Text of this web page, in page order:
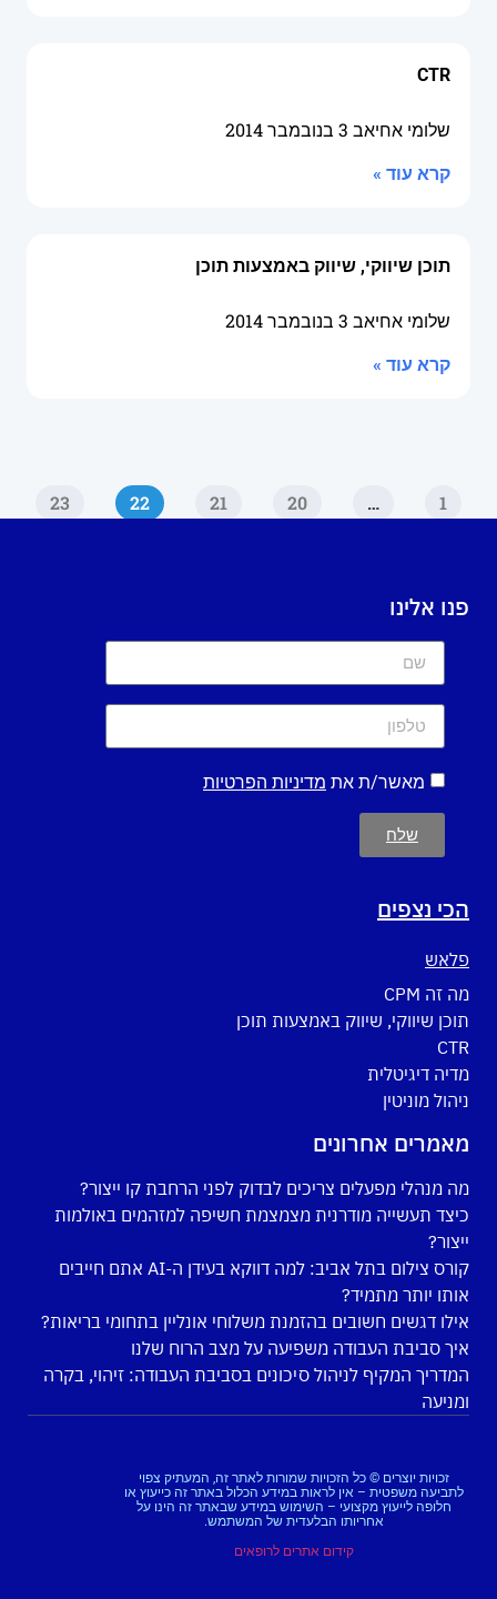
CTR
שלומי אחיאב 3 בנובמבר 2014
קרא עוד »
תוכן שיווקי, שיווק באמצעות תוכן
שלומי אחיאב 3 בנובמבר 2014
קרא עוד »
1
…
20
21
22
23
פנו אלינו
מאשר/ת את מדיניות הפרטיות
שלח
הכי נצפים
פלאש
מה זה CPM
תוכן שיווקי, שיווק באמצעות תוכן
CTR
מדיה דיגיטלית
ניהול מוניטין
מאמרים אחרונים
מה מנהלי מפעלים צריכים לבדוק לפני הרחבת קו ייצור?
כיצד תעשייה מודרנית מצמצמת חשיפה למזהמים באולמות
ייצור?
קורס צילום בתל אביב: למה דווקא בעידן ה-AI אתם חייבים
אותו יותר מתמיד?
אילו דגשים חשובים בהזמנת משלוחי אונליין בתחומי בריאות?
איך סביבת העבודה משפיעה על מצב הרוח שלנו
המדריך המקיף לניהול סיכונים בסביבת העבודה: זיהוי, בקרה
ומניעה
זכויות יוצרים © כל הזכויות שמורות לאתר זה, המעתיק צפוי
לתביעה משפטית – אין לראות במידע הכלול באתר זה כייעוץ או
חלופה לייעוץ מקצועי – השימוש במידע שבאתר זה הינו על
אחריותו הבלעדית של המשתמש.
קידום אתרים לרופאים